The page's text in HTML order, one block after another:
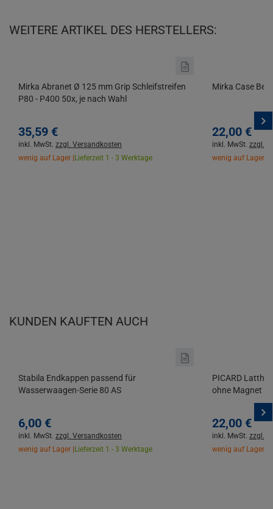
WEITERE ARTIKEL DES HERSTELLERS:
Mirka Abranet Ø 125 mm Grip Schleifstreifen
P80 - P400 50x, je nach Wahl
35,59 €
inkl. MwSt. zzgl. Versandkosten
wenig auf Lager | Lieferzeit 1 - 3 Werktage
Mirka Case
22,00 €
inkl. MwSt. zzgl.
wenig auf Lager |
KUNDEN KAUFTEN AUCH
Stabila Endkappen passend für
Wasserwaagen-Serie 80 AS
6,00 €
inkl. MwSt. zzgl. Versandkosten
wenig auf Lager | Lieferzeit 1 - 3 Werktage
PICARD
ohne Magnet
22,00 €
inkl. MwSt. zzgl.
wenig auf Lager |